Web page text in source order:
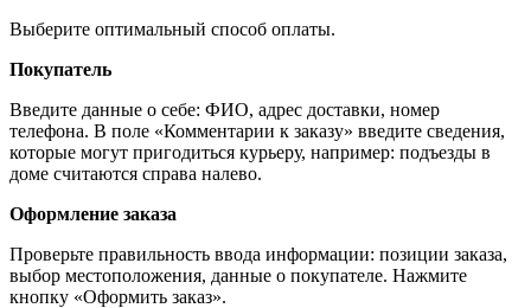
Выберите оптимальный способ оплаты.
Покупатель
Введите данные о себе: ФИО, адрес доставки, номер
телефона. В поле «Комментарии к заказу» введите сведения,
которые могут пригодиться курьеру, например: подъезды в
доме считаются справа налево.
Оформление заказа
Проверьте правильность ввода информации: позиции заказа,
выбор местоположения, данные о покупателе. Нажмите
кнопку «Оформить заказ».